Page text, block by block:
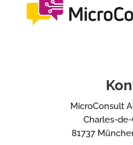
MicroConsult
Charles-
81737